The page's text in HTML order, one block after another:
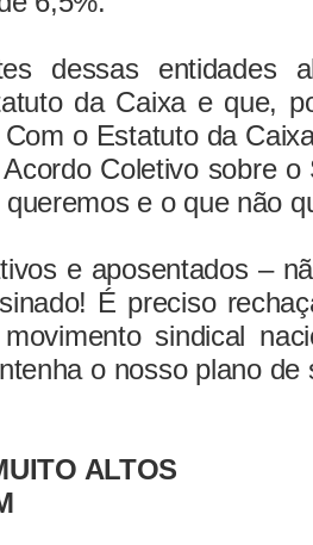
dessas entidades
da Caixa e que,
o Estatuto da
Coletivo sobre
e o que não
e aposentados –
É preciso
sindical
o nosso plano
ALTOS